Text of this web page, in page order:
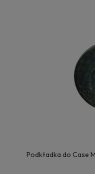
Podkładka do Case